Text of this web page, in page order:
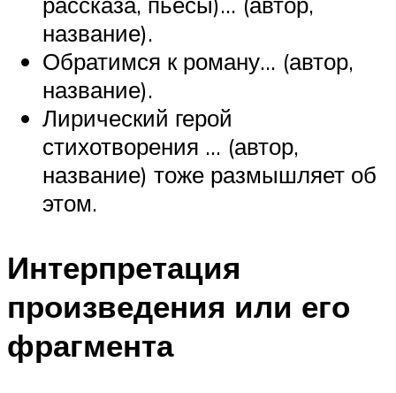
название).
Обратимся к роману… (автор,
название).
Лирический герой
стихотворения … (автор,
название) тоже размышляет об
этом.
Интерпретация
произведения или его
фрагмента